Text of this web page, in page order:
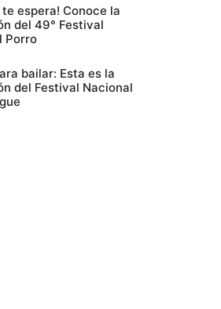
te espera! Conoce la
del 49° Festival
Porro
bailar: Esta es la
del Festival Nacional